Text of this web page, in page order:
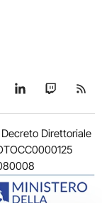
Telegram
su TikTok
Seguici su
Seguici
Direttoriale